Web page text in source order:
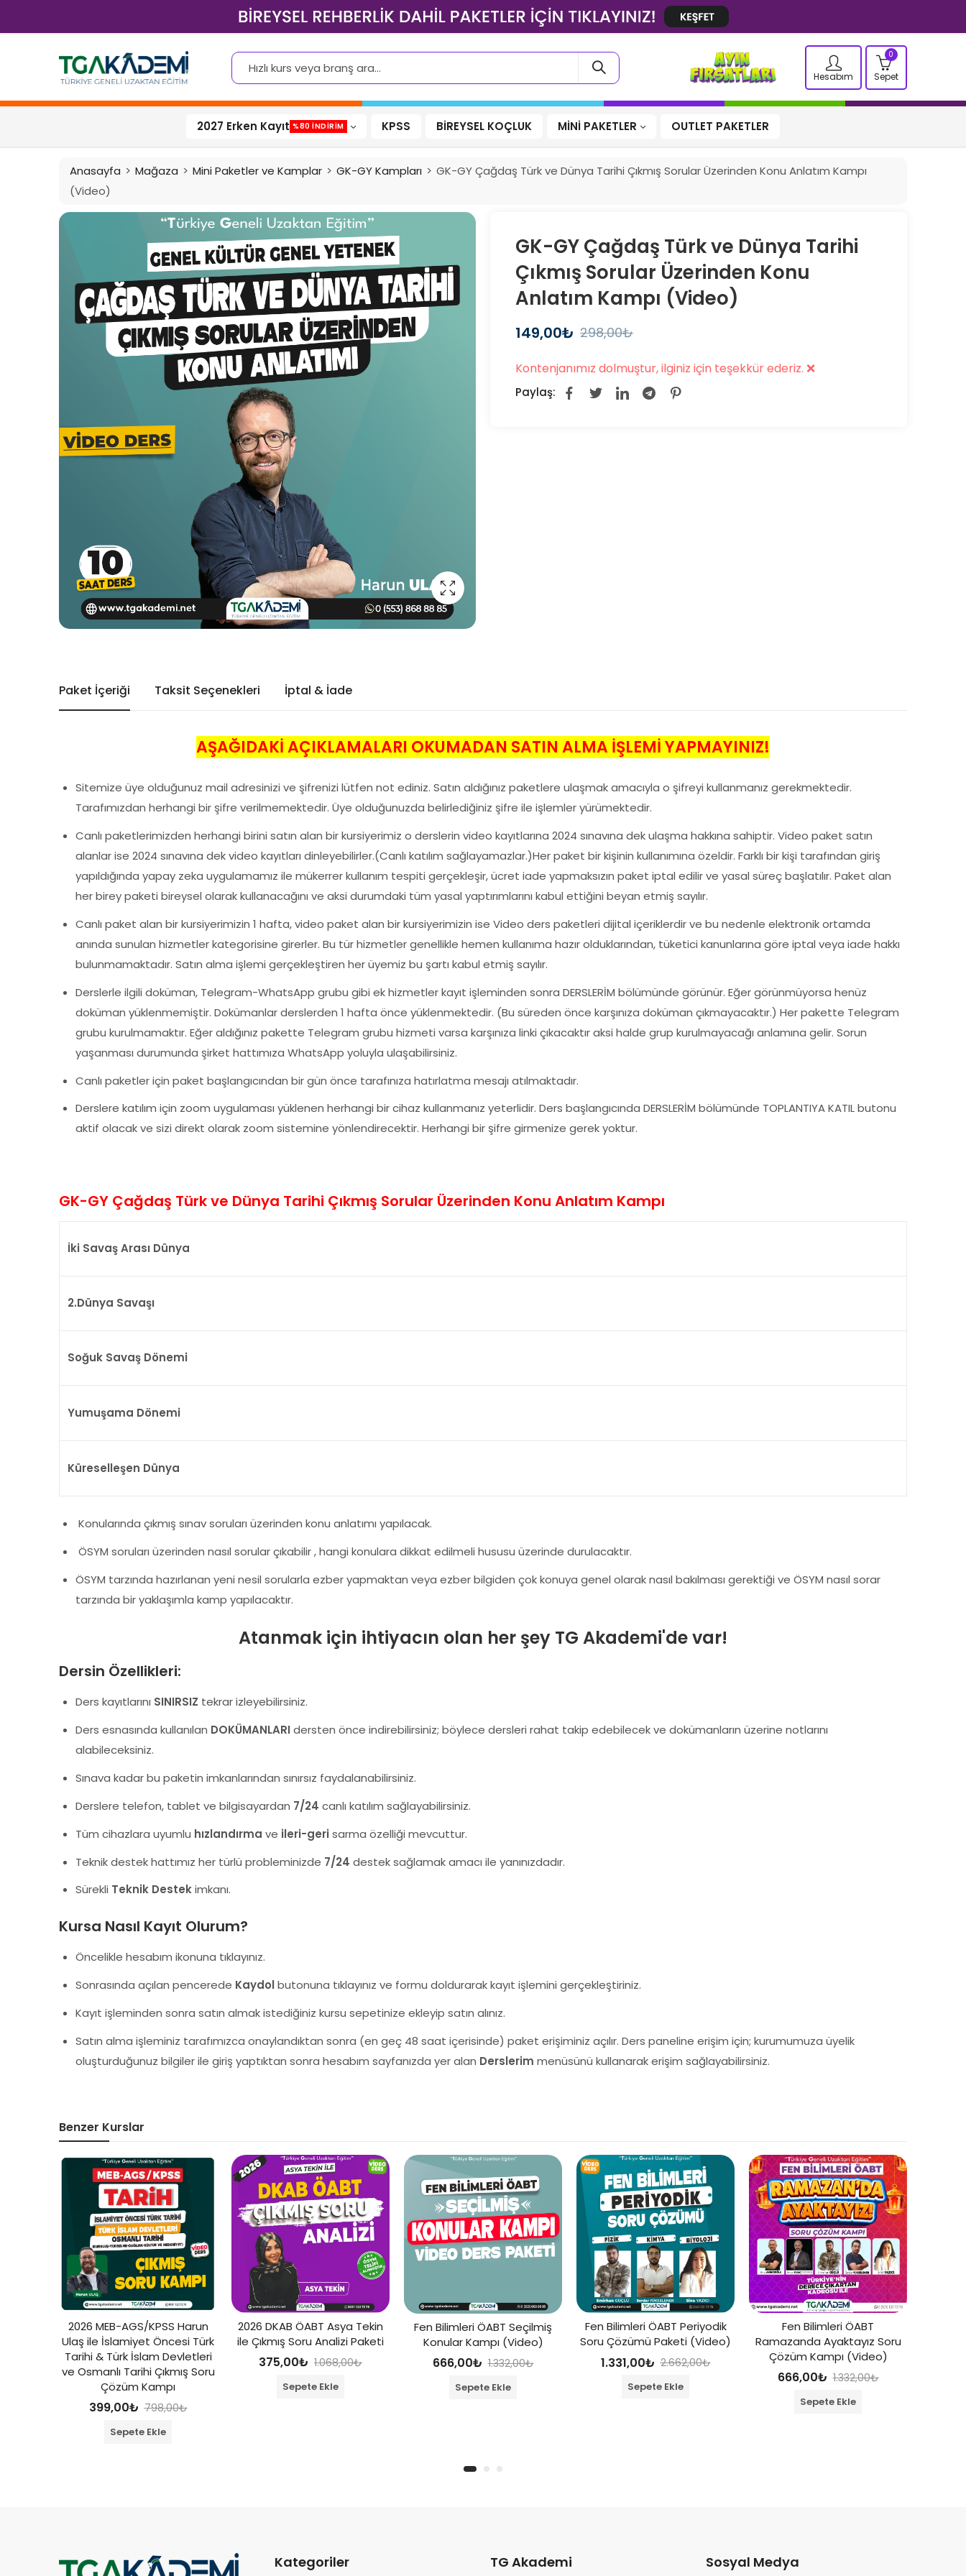
Hesabım
0
Sepet
2027 Erken Kayıt %80 İNDIRIM KPSS BİREYSEL KOÇLUK MİNİ PAKETLER OUTLET PAKETLER
Anasayfa Mağaza Mini Paketler ve Kamplar GK-GY Kampları
GK-GY Çağdaş Türk ve Dünya Tarihi Çıkmış Sorular Üzerinden Konu Anlatım Kampı
(Video)
GK-GY Çağdaş Türk ve Dünya Tarihi
Çıkmış Sorular Üzerinden Konu
Anlatım Kampı (Video)
298,00₺
149,00₺
Kontenjanımız dolmuştur, ilginiz için teşekkür ederiz. ❌
Paylaş:
Paket İçeriği Taksit Seçenekleri İptal & İade
AŞAĞIDAKİ AÇIKLAMALARI OKUMADAN SATIN ALMA İŞLEMİ YAPMAYINIZ!
Sitemize üye olduğunuz mail adresinizi ve şifrenizi lütfen not ediniz. Satın aldığınız paketlere ulaşmak amacıyla o şifreyi kullanmanız gerekmektedir.
Tarafımızdan herhangi bir şifre verilmemektedir. Üye olduğunuzda belirlediğiniz şifre ile işlemler yürümektedir.
Canlı paketlerimizden herhangi birini satın alan bir kursiyerimiz o derslerin video kayıtlarına 2024 sınavına dek ulaşma hakkına sahiptir. Video paket satın
alanlar ise 2024 sınavına dek video kayıtları dinleyebilirler.(Canlı katılım sağlayamazlar.)Her paket bir kişinin kullanımına özeldir. Farklı bir kişi tarafından giriş
yapıldığında yapay zeka uygulamamız ile mükerrer kullanım tespiti gerçekleşir, ücret iade yapmaksızın paket iptal edilir ve yasal süreç başlatılır. Paket alan
her birey paketi bireysel olarak kullanacağını ve aksi durumdaki tüm yasal yaptırımlarını kabul ettiğini beyan etmiş sayılır.
Canlı paket alan bir kursiyerimizin 1 hafta, video paket alan bir kursiyerimizin ise Video ders paketleri dijital içeriklerdir ve bu nedenle elektronik ortamda
anında sunulan hizmetler kategorisine girerler. Bu tür hizmetler genellikle hemen kullanıma hazır olduklarından, tüketici kanunlarına göre iptal veya iade hakkı
bulunmamaktadır. Satın alma işlemi gerçekleştiren her üyemiz bu şartı kabul etmiş sayılır.
Derslerle ilgili doküman, Telegram-WhatsApp grubu gibi ek hizmetler kayıt işleminden sonra DERSLERİM bölümünde görünür. Eğer görünmüyorsa henüz
doküman yüklenmemiştir. Dokümanlar derslerden 1 hafta önce yüklenmektedir. (Bu süreden önce karşınıza doküman çıkmayacaktır.) Her pakette Telegram
grubu kurulmamaktır. Eğer aldığınız pakette Telegram grubu hizmeti varsa karşınıza linki çıkacaktır aksi halde grup kurulmayacağı anlamına gelir. Sorun
yaşanması durumunda şirket hattımıza WhatsApp yoluyla ulaşabilirsiniz.
Canlı paketler için paket başlangıcından bir gün önce tarafınıza hatırlatma mesajı atılmaktadır.
Derslere katılım için zoom uygulaması yüklenen herhangi bir cihaz kullanmanız yeterlidir. Ders başlangıcında DERSLERİM bölümünde TOPLANTIYA KATIL butonu
aktif olacak ve sizi direkt olarak zoom sistemine yönlendirecektir. Herhangi bir şifre girmenize gerek yoktur.
GK-GY Çağdaş Türk ve Dünya Tarihi Çıkmış Sorular Üzerinden Konu Anlatım Kampı
İki Savaş Arası Dünya
2.Dünya Savaşı
Soğuk Savaş Dönemi
Yumuşama Dönemi
Küreselleşen Dünya
Konularında çıkmış sınav soruları üzerinden konu anlatımı yapılacak.
ÖSYM soruları üzerinden nasıl sorular çıkabilir , hangi konulara dikkat edilmeli hususu üzerinde durulacaktır.
ÖSYM tarzında hazırlanan yeni nesil sorularla ezber yapmaktan veya ezber bilgiden çok konuya genel olarak nasıl bakılması gerektiği ve ÖSYM nasıl sorar
tarzında bir yaklaşımla kamp yapılacaktır.
Atanmak için ihtiyacın olan her şey TG Akademi'de var!
Dersin Özellikleri:
Ders kayıtlarını SINIRSIZ tekrar izleyebilirsiniz.
Ders esnasında kullanılan DOKÜMANLARIdersten önce indirebilirsiniz; böylece dersleri rahat takip edebilecek ve dokümanların üzerine notlarını
alabileceksiniz.
Sınava kadar bu paketin imkanlarından sınırsız faydalanabilirsiniz.
Derslere telefon, tablet ve bilgisayardan 7/24 canlı katılım sağlayabilirsiniz.
Tüm cihazlara uyumlu hızlandırma ve ileri-gerisarma özelliği mevcuttur.
Teknik destek hattımız her türlü probleminizde 7/24 destek sağlamak amacı ile yanınızdadır.
Sürekli Teknik Destekimkanı.
Kursa Nasıl Kayıt Olurum?
Öncelikle hesabım ikonuna tıklayınız.
Sonrasında açılan pencerede Kaydolbutonuna tıklayınız ve formu doldurarak kayıt işlemini gerçekleştiriniz.
Kayıt işleminden sonra satın almak istediğiniz kursu sepetinize ekleyip satın alınız.
Satın alma işleminiz tarafımızca onaylandıktan sonra (en geç 48 saat içerisinde) paket erişiminiz açılır. Ders paneline erişim için; kurumumuza üyelik
oluşturduğunuz bilgiler ile giriş yaptıktan sonra hesabım sayfanızda yer alan Derslerim menüsünü kullanarak erişim sağlayabilirsiniz.
Benzer Kurslar
2026 MEB-AGS/KPSS Harun
Ulaş ile İslamiyet Öncesi Türk
Tarihi & Türk İslam Devletleri
ve Osmanlı Tarihi Çıkmış Soru
Çözüm Kampı
798,00₺
399,00₺
Sepete Ekle
2026 DKAB ÖABT Asya Tekin
ile Çıkmış Soru Analizi Paketi
1.068,00₺
375,00₺
Sepete Ekle
Fen Bilimleri ÖABT Seçilmiş
Konular Kampı (Video)
1.332,00₺
666,00₺
Sepete Ekle
Fen Bilimleri ÖABT Periyodik
Soru Çözümü Paketi (Video)
2.662,00₺
1.331,00₺
Sepete Ekle
Fen Bilimleri ÖABT
Ramazanda Ayaktayız Soru
Çözüm Kampı (Video)
1.332,00₺
666,00₺
Sepete Ekle
Kategoriler TG Akademi Sosyal Medya